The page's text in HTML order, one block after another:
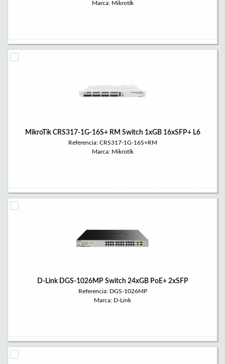
Marca: Mikrotik
MikroTik CRS317-1G-16S+ RM Switch 1xGB 16xSFP+ L6
Referencia: CRS317-1G-16S+RM
Marca: Mikrotik
D-Link DGS-1026MP Switch 24xGB PoE+ 2xSFP
Referencia: DGS-1026MP
Marca: D-Link